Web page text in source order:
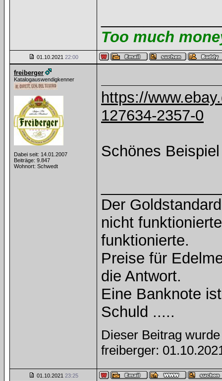
Too much
01.10.2021 22:00
freiberger
Katalogauswendigkenner
Dabei seit: 14.01.2007
Beiträge: 9.847
Wohnort: Schwedt
https://
127634-2357-0
Schönes
Der
nicht
funktionierte.
Preise für
die Antwort.
Eine Banknote
Schuld .....
Dieser Beitrag
freiberger:
01.10.2021 23:25